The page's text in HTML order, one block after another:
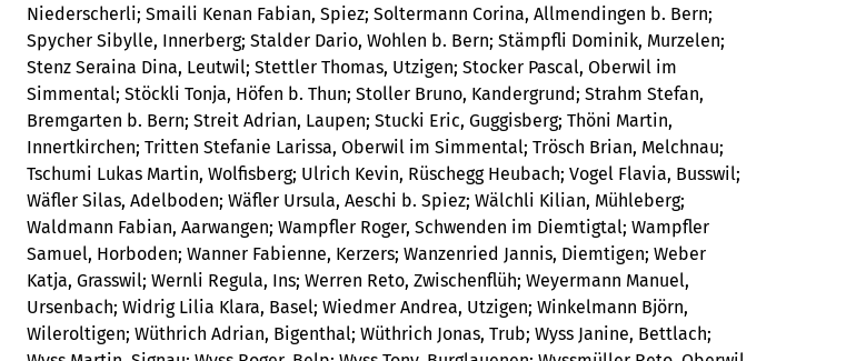
Niederscherli; Smaili Kenan Fabian, Spiez; Soltermann Corina, Allmendingen b. Bern;
Spycher Sibylle, Innerberg; Stalder Dario, Wohlen b. Bern; Stämpfli Dominik, Murzelen;
Stenz Seraina Dina, Leutwil; Stettler Thomas, Utzigen; Stocker Pascal, Oberwil im
Simmental; Stöckli Tonja, Höfen b. Thun; Stoller Bruno, Kandergrund; Strahm Stefan,
Bremgarten b. Bern; Streit Adrian, Laupen; Stucki Eric, Guggisberg; Thöni Martin,
Innertkirchen; Tritten Stefanie Larissa, Oberwil im Simmental; Trösch Brian, Melchnau;
Tschumi Lukas Martin, Wolfisberg; Ulrich Kevin, Rüschegg Heubach; Vogel Flavia, Busswil;
Wäfler Silas, Adelboden; Wäfler Ursula, Aeschi b. Spiez; Wälchli Kilian, Mühleberg;
Waldmann Fabian, Aarwangen; Wampfler Roger, Schwenden im Diemtigtal; Wampfler
Samuel, Horboden; Wanner Fabienne, Kerzers; Wanzenried Jannis, Diemtigen; Weber
Katja, Grasswil; Wernli Regula, Ins; Werren Reto, Zwischenflüh; Weyermann Manuel,
Ursenbach; Widrig Lilia Klara, Basel; Wiedmer Andrea, Utzigen; Winkelmann Björn,
Wileroltigen; Wüthrich Adrian, Bigenthal; Wüthrich Jonas, Trub; Wyss Janine, Bettlach;